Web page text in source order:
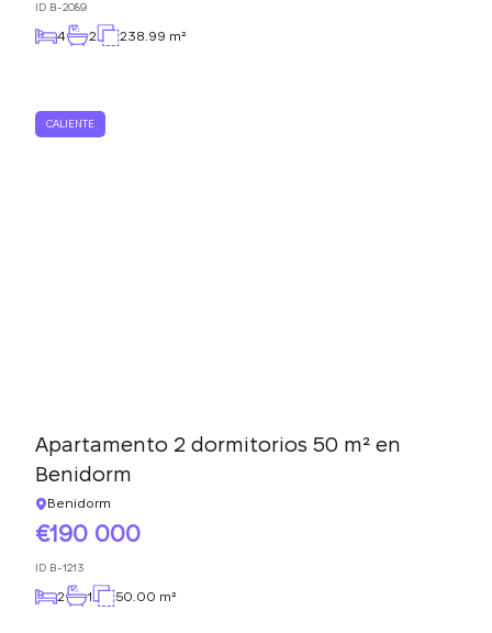
ID B-2089
4 2 238.99 m²
CALIENTE
Apartamento 2 dormitorios 50 m² en
Benidorm
Benidorm
190 000
ID B-1213
2 1 50.00 m²